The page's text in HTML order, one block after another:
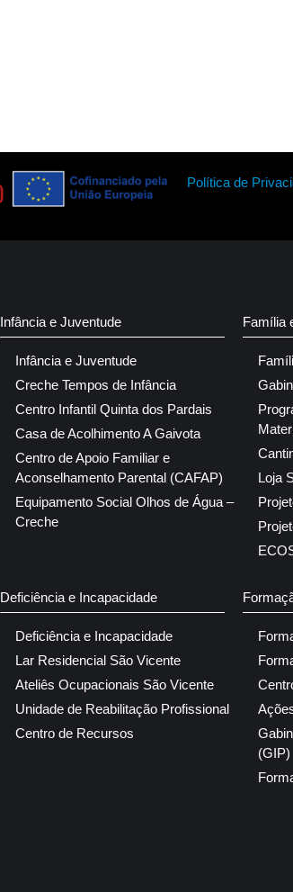
Política de
Infância e Juventude
Infância e Juventude
Creche Tempos de Infância
Centro Infantil Quinta dos Pardais
Casa de Acolhimento A Gaivota
Centro de Apoio Familiar e
Aconselhamento Parental (CAFAP)
Equipamento Social Olhos de Água –
Creche
Família
Loja
Deficiência e Incapacidade
Deficiência e Incapacidade
Lar Residencial São Vicente
Ateliês Ocupacionais São Vicente
Unidade de Reabilitação Profissional
Centro de Recursos
(GIP)